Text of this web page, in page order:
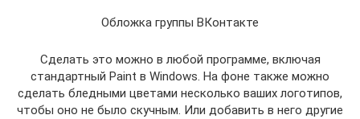
Обложка группы ВКонтакте
Сделать это можно в любой программе, включая
стандартный Paint в Windows. На фоне также можно
сделать бледными цветами несколько ваших логотипов,
чтобы оно не было скучным. Или добавить в него другие